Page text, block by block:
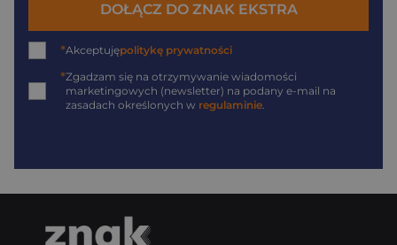
DOŁĄCZ DO ZNAK EKSTRA
*Akceptujępolitykę prywatności
*Zgadzam się na otrzymywanie wiadomości
marketingowych (newsletter) na podany e-mail na
zasadach określonych w regulaminie.